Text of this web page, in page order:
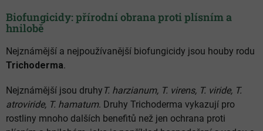
Biofungicidy: přírodní obrana proti plísním a
hnilobě
Nejznámější a nejpoužívanější biofungicidy jsou houby rodu
Trichoderma.
Nejznámější jsou druhy T. harzianum, T. virens, T. viride, T.
atroviride, T. hamatum. Druhy Trichoderma vykazují pro
rostliny mnoho dalších benefitů než jen ochrana proti